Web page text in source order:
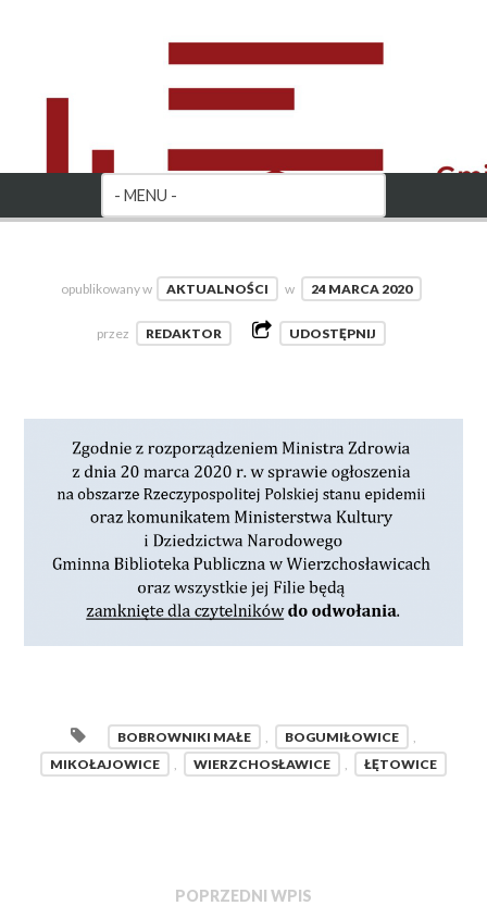
opublikowany w AKTUALNOŚCI w 24 MARCA 2020
przez REDAKTOR UDOSTĘPNIJ
BOBROWNIKI MAŁE BOGUMIŁOWICE
MIKOŁAJOWICE
WIERZCHOSŁAWICE ŁĘTOWICE
POPRZEDNI WPIS